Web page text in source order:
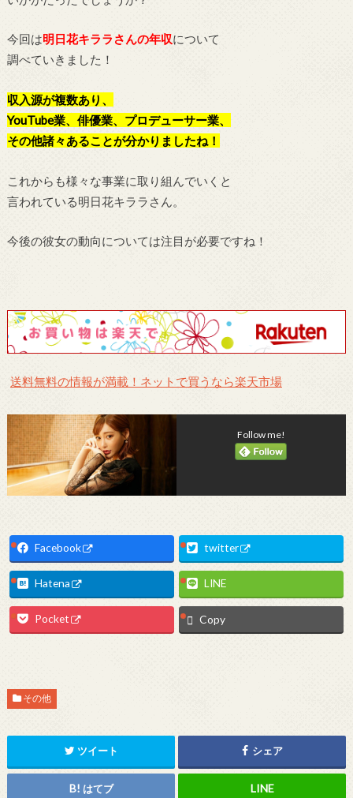
今回は明日花キララさんの年収について
調べていきました！
収入源が複数あり、
YouTube業、俳優業、プロデューサー業、
その他諸々あることが分かりましたね！
これからも様々な事業に取り組んでいくと
言われている明日花キララさん。
今後の彼女の動向については注目が必要ですね！
送料無料の情報が満載！ネットで買うなら楽天市場
Follow me!
Facebook twitter
Hatena LINE
Pocket Copy
その他
ツイート シェア
はてブ